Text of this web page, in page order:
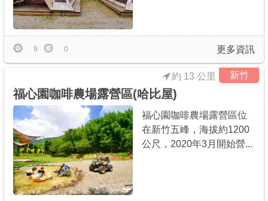
更多資訊
9 0
新竹
福心園咖啡農場露營區(哈比屋)
約 13 公里
福心園咖啡農場露營區位
在新竹五峰，海拔約1200
公尺，2020年3月開始營...